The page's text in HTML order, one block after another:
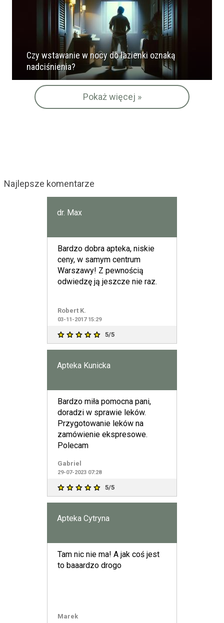
Czy wstawanie w nocy do łazienki oznaką
nadciśnienia?
Pokaż więcej »
Najlepsze komentarze
dr. Max
Bardzo dobra apteka, niskie
ceny, w samym centrum
Warszawy! Z pewnością
odwiedzę ją jeszcze nie raz.
Robert K.
03-11-2017 15:29
5/5
Apteka Kunicka
Bardzo miła pomocna pani,
doradzi w sprawie leków.
Przygotowanie leków na
zamówienie ekspresowe.
Polecam
Gabriel
29-07-2023 07:28
5/5
Apteka Cytryna
Tam nic nie ma! A jak coś jest
to baaardzo drogo
Marek